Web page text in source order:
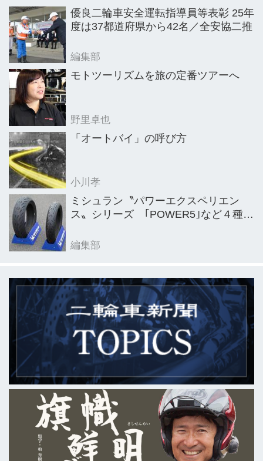
優良二輪車安全運転指導員等表彰 25年
度は37都道府県から42名／全安協二推
編集部
モトツーリズムを旅の定番ツアーへ
野里卓也
「オートバイ」の呼び方
小川孝
ミシュラン〝パワーエクスペリエン
ス〟シリーズ ｢POWER5｣など４種を
編集部